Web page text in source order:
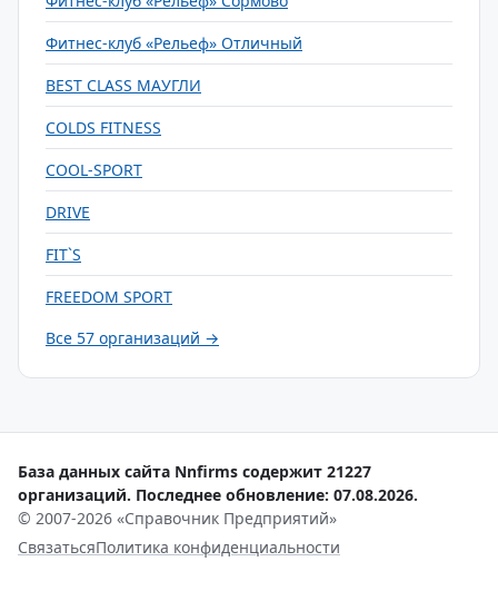
Фитнес-клуб «Рельеф» Отличный
BEST CLASS МАУГЛИ
COLDS FITNESS
COOL-SPORT
DRIVE
FIT`S
FREEDOM SPORT
Все 57 организаций →
База данных сайта Nnfirms содержит 21227
организаций. Последнее обновление: 07.08.2026.
© 2007-2026 «Справочник Предприятий»
СвязатьсяПолитика конфиденциальности